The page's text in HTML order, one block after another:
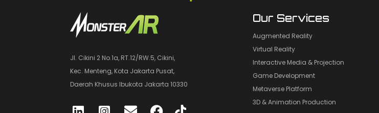
Jl. Cikini 2 No.1a, RT.12/RW.5, Cikini,
Kec. Menteng, Kota Jakarta Pusat,
Daerah Khusus Ibukota Jakarta 10330
Our Services
Augmented Reality
Virtual Reality
Interactive Media & Projection
Game Development
Metaverse Platform
3D & Animation Production